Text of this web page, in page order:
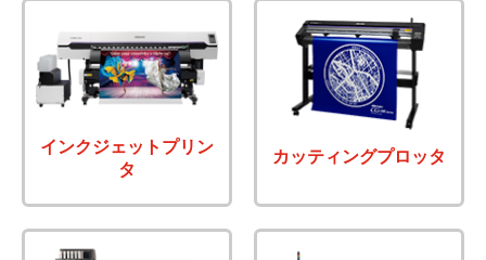
インクジェットプリン
タ
カッティングプロッタ